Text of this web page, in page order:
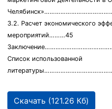
3.2. Расчет экономического
мероприятий………45
Список использованной
Скачать (121.26 Кб)